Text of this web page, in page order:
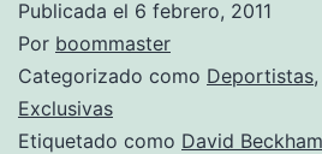
Publicada el 6 febrero, 2011
Por boommaster
Categorizado como Deportistas,
Exclusivas
Etiquetado como David Beckham